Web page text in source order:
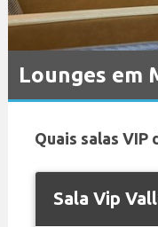
Lounges em
Quais salas
Sala Vip